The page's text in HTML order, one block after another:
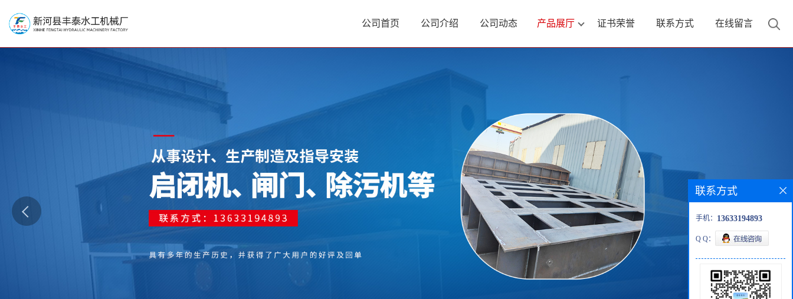
公司首页 公司介绍 公司动态 产品展厅 证书荣誉 联系方式 在线留言
联系方式
手机： 13633194893
Q Q：